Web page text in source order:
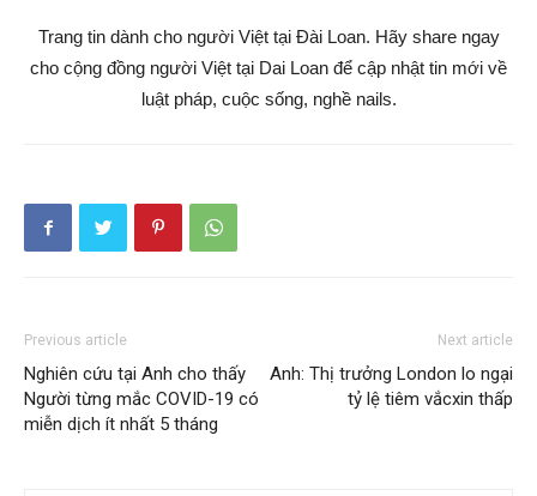
Trang tin dành cho người Việt tại Đài Loan. Hãy share ngay
cho cộng đồng người Việt tại Dai Loan để cập nhật tin mới về
luật pháp, cuộc sống, nghề nails.
Previous article
Nghiên cứu tại Anh cho thấy
Người từng mắc COVID-19 có
miễn dịch ít nhất 5 tháng
Next article
Anh: Thị trưởng London lo ngại
tỷ lệ tiêm vắcxin thấp